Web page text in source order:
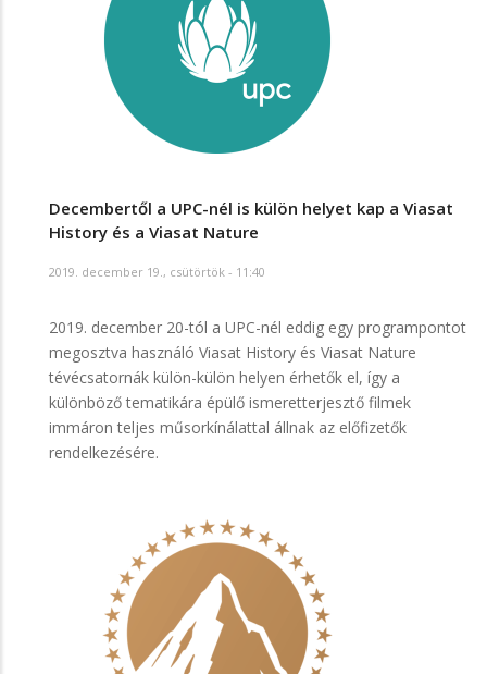
Decembertől a UPC-nél is külön helyet kap a Viasat
History és a Viasat Nature
2019. december 19., csütörtök - 11:40
2019. december 20-tól a UPC-nél eddig egy programpontot
megosztva használó Viasat History és Viasat Nature
tévécsatornák külön-külön helyen érhetők el, így a
különböző tematikára épülő ismeretterjesztő filmek
immáron teljes műsorkínálattal állnak az előfizetők
rendelkezésére.